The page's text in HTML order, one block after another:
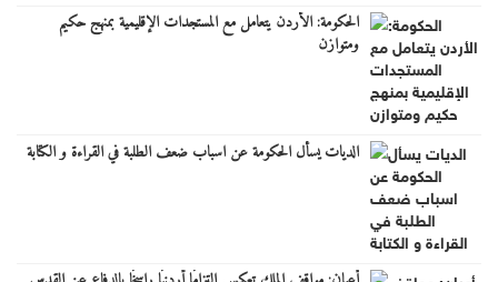
الحكومة: الأردن يتعامل مع المستجدات الإقليمية بمنهج حكيم
ومتوازن
الديات يسأل الحكومة عن اسباب ضعف الطلبة في القراءة و الكتابة